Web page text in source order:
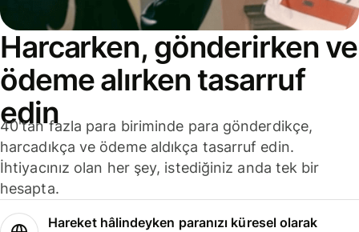
Harcarken, gönderirken ve
ödeme alırken tasarruf
edin
40'tan fazla para biriminde para gönderdikçe,
harcadıkça ve ödeme aldıkça tasarruf edin.
İhtiyacınız olan her şey, istediğiniz anda tek bir
hesapta.
Hareket hâlindeyken paranızı küresel olarak